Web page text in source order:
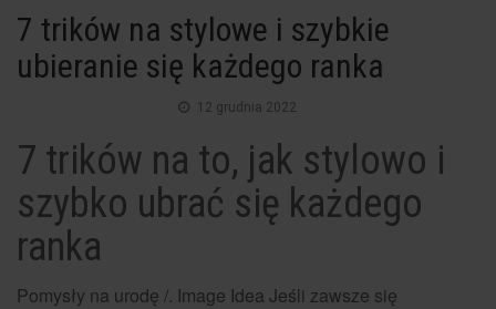
7 trików na stylowe i szybkie
ubieranie się każdego ranka
12 grudnia 2022
7 trików na to, jak stylowo i
szybko ubrać się każdego
ranka
Pomysły na urodę /. Image Idea Jeśli zawsze się